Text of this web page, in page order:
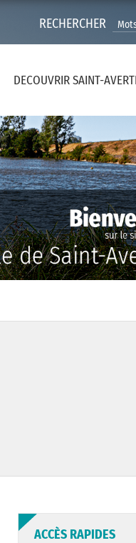
RECHERCHER
DECOUVRIR SAINT-
ACCÈS RAPIDES